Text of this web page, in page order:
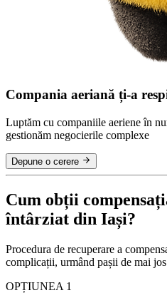
Compania aeriană ți-a
Luptăm cu companiile aeriene în
gestionăm negocierile complexe
Depune o cerere
Cum obții
întârziat din Iași?
Procedura de recuperare a
complicații, urmând pașii de mai
OPȚIUNEA 1